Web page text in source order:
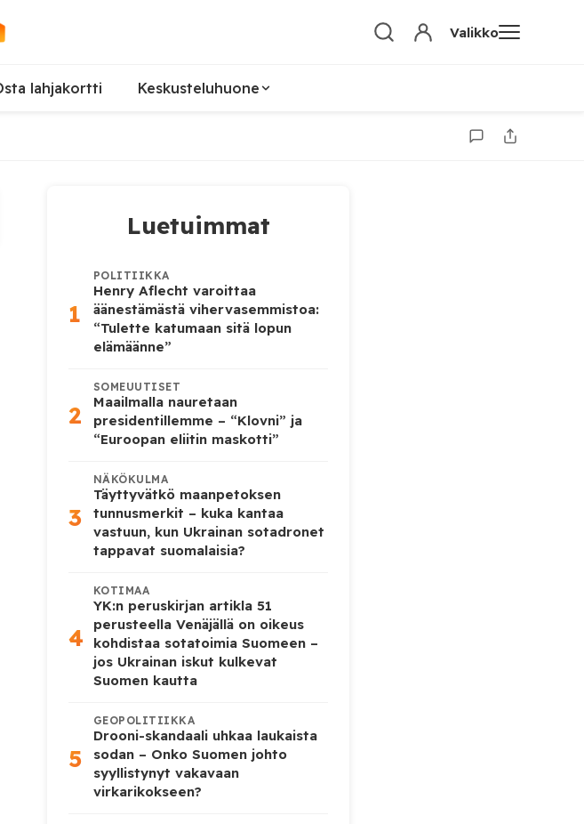
Valikko
lahjakortti Keskusteluhuone
Luetuimmat
1
POLITIIKKA
Henry Aflecht varoittaa
äänestämästä vihervasemmistoa:
“Tulette katumaan sitä lopun
elämäänne”
2
SOMEUUTISET
Maailmalla nauretaan
presidentillemme – “Klovni” ja
“Euroopan eliitin maskotti”
3
NÄKÖKULMA
Täyttyvätkö maanpetoksen
tunnusmerkit – kuka kantaa
vastuun, kun Ukrainan sotadronet
tappavat suomalaisia?
4
KOTIMAA
YK:n peruskirjan artikla 51
perusteella Venäjällä on oikeus
kohdistaa sotatoimia Suomeen –
jos Ukrainan iskut kulkevat
Suomen kautta
5
GEOPOLITIIKKA
Drooni-skandaali uhkaa laukaista
sodan – Onko Suomen johto
syyllistynyt vakavaan
virkarikokseen?